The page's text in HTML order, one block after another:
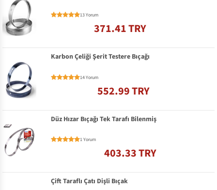
13 Yorum
371.41 TRY
Karbon Çeliği Şerit Testere Bıçağı
14 Yorum
552.99 TRY
Düz Hızar Bıçağı Tek Tarafı Bilenmiş
1 Yorum
403.33 TRY
Çift Taraflı Çatı Dişli Bıçak